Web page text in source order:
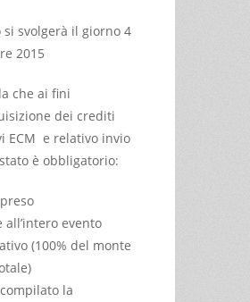
si svolgerà il giorno 4
2015
che ai fini
dei crediti
ECM e relativo invio
è obbligatorio:
all’intero evento
(100% del monte
la